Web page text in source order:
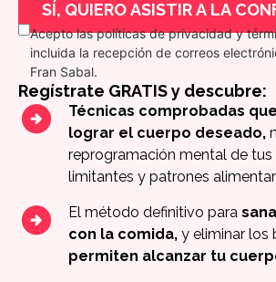
SÍ, QUIERO ASISTIR A LA
Acepto las políticas de privacidad y
incluida la recepción de correos
Fran Sabal.
Regístrate GRATIS y descubre:
Técnicas comprobadas
lograr el cuerpo deseado,
reprogramación mental de tus
limitantes y patrones
El método definitivo para
con la comida, y eliminar los
permiten alcanzar tu